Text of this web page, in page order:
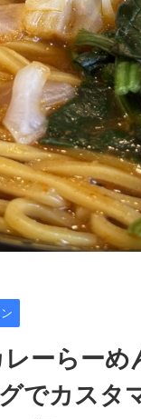
レーらー
でカスタ